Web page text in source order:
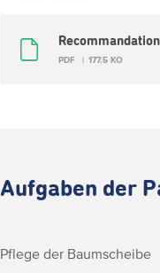
PDF 177.5 KO
Aufgaben der
Pflege der Baumscheibe